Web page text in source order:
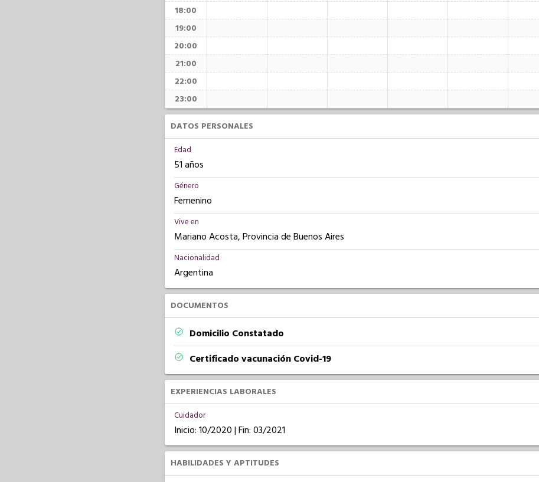
18:00
19:00
20:00
21:00
22:00
23:00
DATOS PERSONALES
Edad
51 años
Género
Femenino
Vive en
Mariano Acosta, Provincia de Buenos Aires
Nacionalidad
Argentina
DOCUMENTOS
Domicilio Constatado
Certificado vacunación Covid-19
EXPERIENCIAS LABORALES
Cuidador
Inicio: 10/2020 | Fin: 03/2021
HABILIDADES Y APTITUDES